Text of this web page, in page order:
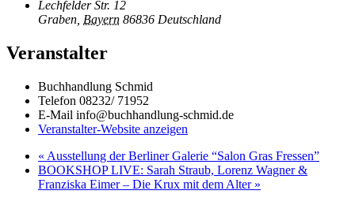
Lechfelder Str. 12
Graben Bayern 86836 Deutschland
Veranstalter
Buchhandlung Schmid
Telefon 08232/ 71952
E-Mail info@buchhandlung-schmid.de
Veranstalter-Website anzeigen
« Ausstellung der Berliner Galerie “Salon Gras Fressen”
BOOKSHOP LIVE: Sarah Straub, Lorenz Wagner &
Franziska Eimer – Die Krux mit dem Alter »